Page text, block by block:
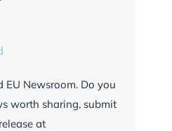
EU Newsroom. Do you
worth sharing, submit
at